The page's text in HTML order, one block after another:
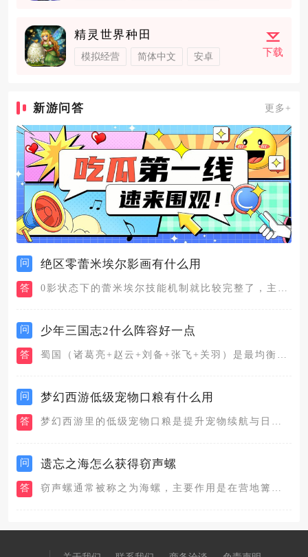
精灵世界种田
模拟经营 简体中文 安卓 下载
新游问答 更多+
问 绝区零蕾米埃尔影画有什么用
答 0影状态下的蕾米埃尔技能机制就比较完整了，主要依靠队友触发异...
问 少年三国志2什么阵容好一点
答 蜀国（诸葛亮+赵云+刘备+张飞+关羽）是最均衡、适用场景最广...
问 梦幻西游低级宠物口粮有什么用
答 梦幻西游里的低级宠物口粮是提升宠物续航与日常养成效率的基础消...
问 遗忘之海怎么获得窃声螺
答 窃声螺通常被称之为海螺，主要作用是在营地篝火让船员学习或者是...